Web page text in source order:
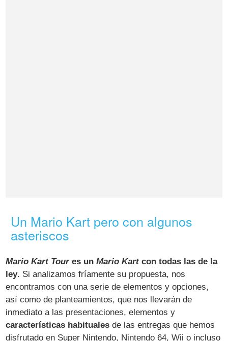
Un Mario Kart pero con algunos
asteriscos
Mario Kart Toures unMario Kartcon todas las de la
ley. Si analizamos fríamente su propuesta, nos
encontramos con una serie de elementos y opciones,
así como de planteamientos, que nos llevarán de
inmediato a las presentaciones, elementos y
características habituales de las entregas que hemos
disfrutado en Super Nintendo, Nintendo 64, Wii o incluso